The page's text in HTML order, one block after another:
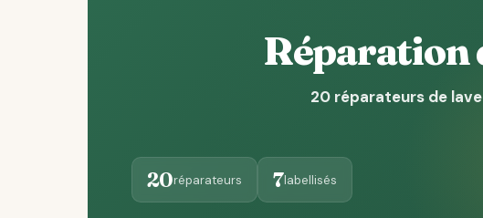
Réparation
20 réparateurs de
20réparateurs 7labellisés